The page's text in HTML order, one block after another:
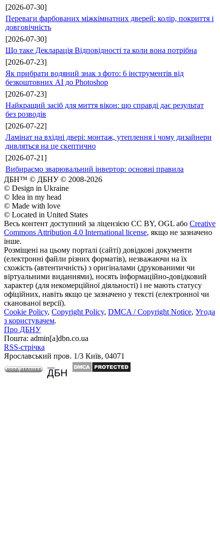
[2026-07-30]
Переваги фарбованих міжкімнатних дверей: колір, покриття і
довговічність
[2026-07-30]
Що таке Декларація Відповідності та коли вона потрібна
[2026-07-23]
Як прибрати водяний знак з фото: 6 інструментів від
безкоштовних AI до Photoshop
[2026-07-23]
Найкращий засіб для миття вікон: що справді дає результат
без розводів
[2026-07-22]
Ламінат на вхідні двері: монтаж, утеплення і чому дизайнери
дивляться на це скептично
[2026-07-21]
Вибираємо зварювальний інвертор: основні правила
ДБН™ © ДБНУ © 2008-2026
© Design in Ukraine
© Idea in my head
© Made with love
© Located in United States
Весь контент доступний за ліцензією CC BY, OGL або Creative
Commons Attribution 4.0 International license, якщо не зазначено
інше.
Розміщені на цьому порталі (сайті) довідкові документи
(електронні файли різних форматів), незважаючи на їх
схожість (автентичність) з оригіналами (друкованими чи
віртуальними виданнями), носять інформаційно-довідковий
характер (для некомерційної діяльності) і не мають статусу
офіційних, навіть якщо це зазначено у тексті (електронної чи
сканованої версії).
Cookie Policy, Copyright Policy, DMCA / Copyright Notice, Угода
з користувачем.
Про ДБНУ
Пошта: admin[а]dbn.co.ua
RSS-стрічка
Ярославський пров. 1/3 Київ, 04071